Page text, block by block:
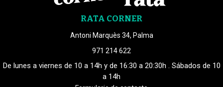
RATA CORNER
Antoni Marquès 34, Palma
971 214 622
De lunes a viernes de 10 a 14h y de 16:30 a 20:30h . Sábados de 10
a 14h